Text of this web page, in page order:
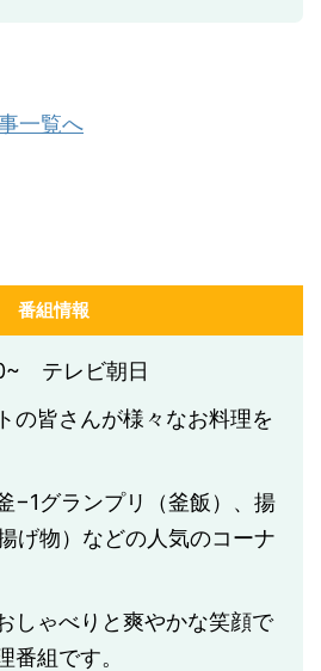
一覧へ
番組情報
テレビ朝日
の皆さんが様々なお料理を
−1グランプリ（釜飯）、揚
げ物）などの人気のコーナ
しゃべりと爽やかな笑顔で
番組です。